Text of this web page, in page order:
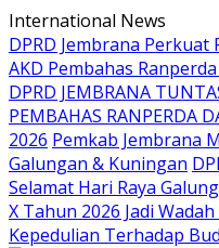
Langsung
ke
konten
International News
DPRD Jembrana
AKD Pembahas
DPRD JEMBRANA
PEMBAHAS RANPERDA
2026 Pemkab Jembrana
Galungan & Kuningan
Selamat Hari Raya
X Tahun 2026 Jadi
Kepedulian Terhadap